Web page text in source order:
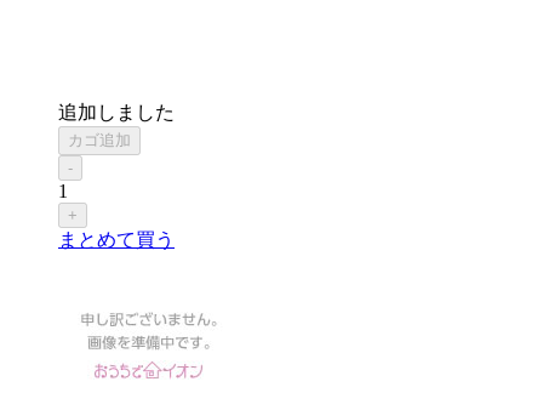
追加しました
カゴ追加
-
1
+
まとめて買う